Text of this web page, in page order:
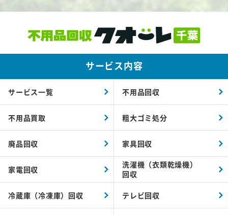
サービス内容
サービス一覧 不用品回収
不用品買取 粗大ゴミ処分
廃品回収 家具回収
家電回収
洗濯機（衣類乾燥機）
回収
冷蔵庫（冷凍庫）回収 テレビ回収